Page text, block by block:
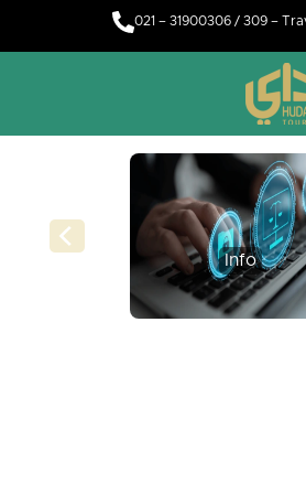
021 – 31900306 / 309 –
Info